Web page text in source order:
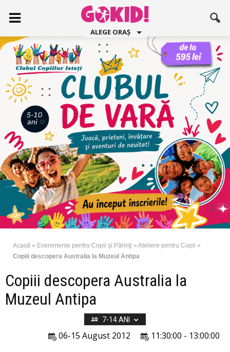
ALEGE ORAȘ
Acasă » Evenimente pentru Copii şi Părinţi » Ateliere pentru Copii »
Copiii descopera Australia la Muzeul Antipa
Copiii descopera Australia la
Muzeul Antipa
7-14 ANI
11:30:00 - 13:00:00
06-15 August 2012